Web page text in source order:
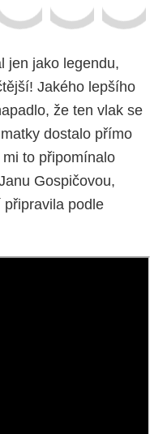
jen jako legendu,
Jakého lepšího
že ten vlak se
dostalo přímo
to připomínalo
Gospičovou,
podle